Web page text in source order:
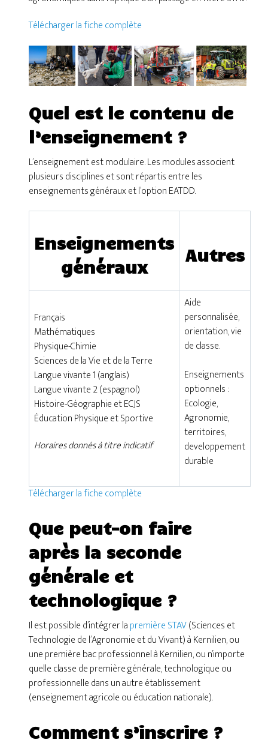
Télécharger la fiche complète
Quel est le contenu de
l’enseignement ?
L’enseignement est modulaire. Les modules associent
plusieurs disciplines et sont répartis entre les
enseignements généraux et l’option EATDD.
Enseignements
généraux
Autres
Français
Mathématiques
Physique-Chimie
Sciences de la Vie et de la Terre
Langue vivante 1 (anglais)
Langue vivante 2 (espagnol)
Histoire-Géographie et ECJS
Éducation Physique et Sportive
Horaires donnés à titre indicatif
Aide
personnalisée,
orientation, vie
de classe.
Enseignements
optionnels :
Ecologie,
Agronomie,
territoires,
developpement
durable
Télécharger la fiche complète
Que peut-on faire
après la seconde
générale et
technologique ?
Il est possible d’intégrer lapremière STAV(Sciences et
Technologie de l’Agronomie et du Vivant) à Kernilien, ou
une première bac professionnel à Kernilien, ou n’importe
quelle classe de première générale, technologique ou
professionnelle dans un autre établissement
(enseignement agricole ou éducation nationale).
Comment s’inscrire ?